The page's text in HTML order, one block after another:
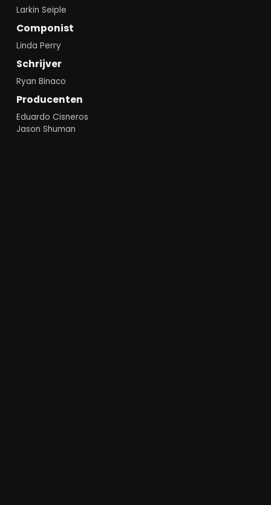
Larkin Seiple
Componist
Linda Perry
Schrijver
Ryan Binaco
Producenten
Eduardo Cisneros
Jason Shuman